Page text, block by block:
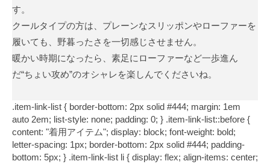
す。
クールタイプの方は、プレーンなスリッポンやローファーを
履いても、野暮ったさを一切感じさせません。
暖かい時期になったら、素足にローファーなど一歩進ん
だ“ちょい攻め”のオシャレを楽しんでくださいね。
.item-link-list { border-bottom: 2px solid #444; margin: 1em
auto 2em; list-style: none; padding: 0; } .item-link-list::before {
content: "着用アイテム"; display: block; font-weight: bold;
letter-spacing: 1px; border-bottom: 2px solid #444; padding-
bottom: 5px; } .item-link-list li { display: flex; align-items: center;